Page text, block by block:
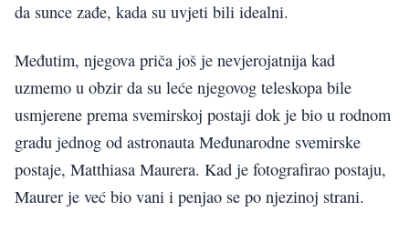
da sunce zađe, kada su uvjeti bili idealni.
Međutim, njegova priča još je nevjerojatnija kad
uzmemo u obzir da su leće njegovog teleskopa bile
usmjerene prema svemirskoj postaji dok je bio u rodnom
gradu jednog od astronauta Međunarodne svemirske
postaje, Matthiasa Maurera. Kad je fotografirao postaju,
Maurer je već bio vani i penjao se po njezinoj strani.